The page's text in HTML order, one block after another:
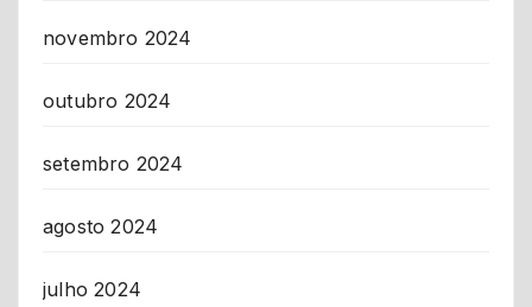
novembro 2024
outubro 2024
setembro 2024
agosto 2024
julho 2024